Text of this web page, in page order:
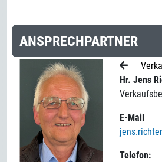
ANSPRECHPARTNER
Hr. Jens
E-Mail
Telefon: